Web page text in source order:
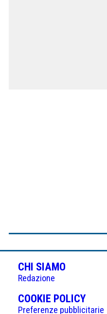
CHI SIAMO
Redazione
COOKIE POLICY(APRE
IN
Preferenze pubblicitarie